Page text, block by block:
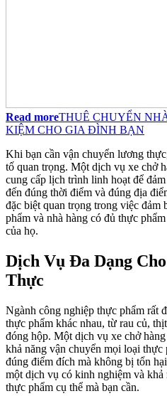
Read moreTHUÊ CHUYỂN
KIỆM CHO GIA ĐÌNH BẠN
Khi bạn cần vận chuyển lương
tố quan trọng. Một dịch vụ xe chở
cung cấp lịch trình linh hoạt để
đến đúng thời điểm và đúng địa
đặc biệt quan trọng trong việc đảm
phẩm và nhà hàng có đủ thực
của họ.
Dịch Vụ Đa Dạng
Thực
Ngành công nghiệp thực phẩm rất
thực phẩm khác nhau, từ rau củ,
đóng hộp. Một dịch vụ xe chở
khả năng vận chuyển mọi loại thực
đúng điểm đích mà không bị tổn
một dịch vụ có kinh nghiệm và
thực phẩm cụ thể mà bạn cần.